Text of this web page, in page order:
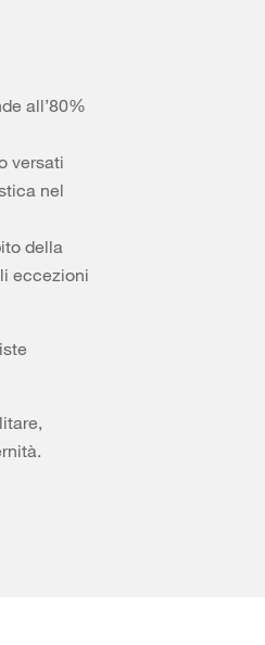
all’80%
versati
nel
della
eccezioni